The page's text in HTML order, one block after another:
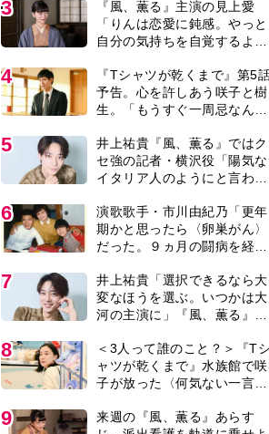
8
＜3人って誰のこと？＞『Tシ
ャツが乾くまで』水族館で咲
子が放った〈何気ない一言〉
線？」「子どもの話だと…」
9
来週の『風、薫る』あらす
じ。派出看護を軌道に乗せよ
うと懸命に働く直美。そして
バレあり＞
10
『Tシャツが乾くまで』第5話
あらすじ。充のメモを頼りに
長野を訪ねた咲子。一方の樹
タバレあり＞
もっと見る
MOVIE